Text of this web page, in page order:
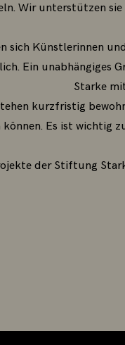
Wir unterstützen
sich Künstlerinnen
Ein unabhängiges
Starke
kurzfristig
Es ist wichtig
der Stiftung